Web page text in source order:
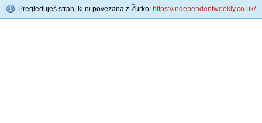
Pregleduješ stran, ki ni povezana z Žurko: https://independentweekly.co.uk/